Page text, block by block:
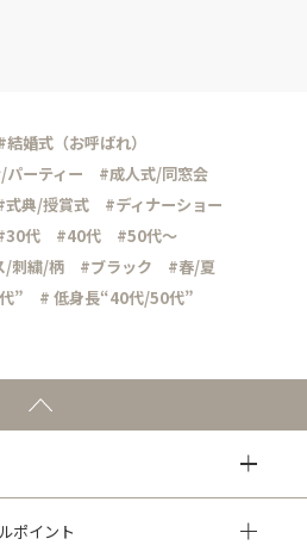
結婚式（お呼ばれ）
ーティー
#成人式/同窓会
式典/授賞式
#ディナーショー
代 #40代
#50代～
/刺繍/柄 #ブラック
#春/夏
”
# 低身長“40代/50代”
ポイント